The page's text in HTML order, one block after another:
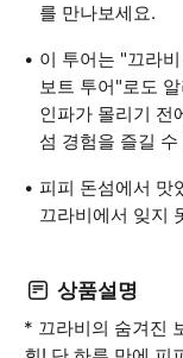
를 만나보세요.
이 투어는 "끄라
보트 투어"로도
인파가 몰리기 전
섬 경험을 즐길
피피 돈섬에서 맛
끄라비에서 잊지
상품설명
* 끄라비의 숨겨진